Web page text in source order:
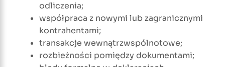
odliczenia;
współpraca z nowymi lub zagranicznymi
kontrahentami;
transakcje wewnątrzwspólnotowe;
rozbieżności pomiędzy dokumentami;